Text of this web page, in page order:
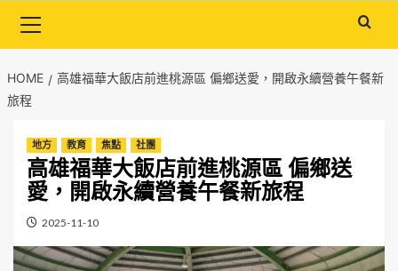
Menu
HOME
高雄福華大飯店前進桃源區 偏鄉送愛，開啟永續營養午餐新
旅程
地方 教育 焦點 社團
高雄福華大飯店前進桃源區 偏鄉送
愛，開啟永續營養午餐新旅程
2025-11-10